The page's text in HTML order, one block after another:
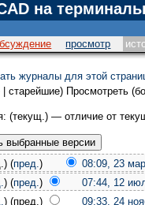
на
просмотр
журналы для этой
| старейшие) Просмотреть
(текущ.) — отличие от
(пред. ) 08:09, 23
) (пред.) 07:44, 12
) (пред.) 09:33, 24